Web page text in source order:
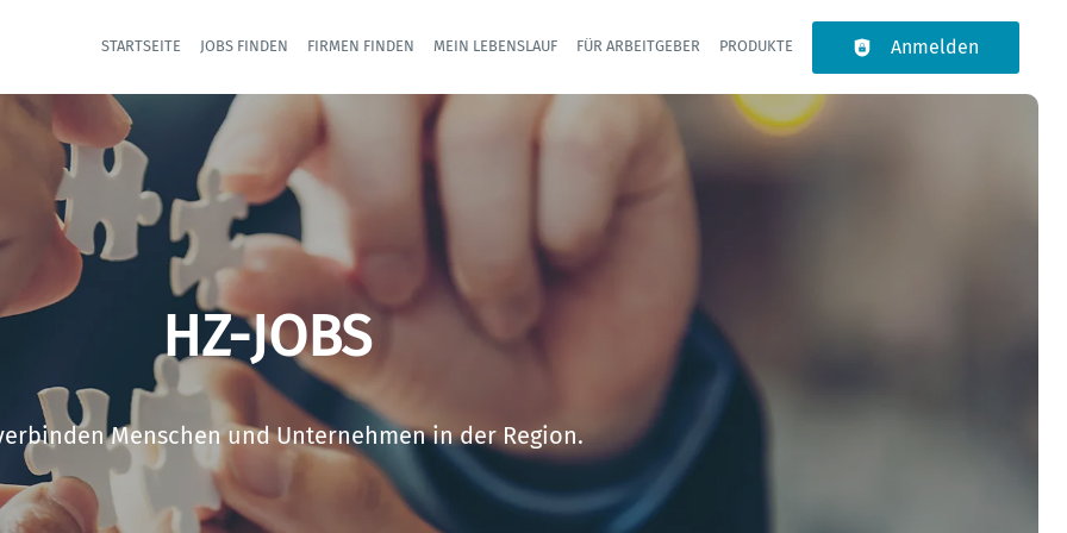
Haupt-Navigation
STARTSEITE JOBS FINDEN FIRMEN FINDEN MEIN LEBENSLAUF FÜR ARBEITGEBER PRODUKTE Anmelden
HZ-JOBS
Menschen und Unternehmen in der Region.